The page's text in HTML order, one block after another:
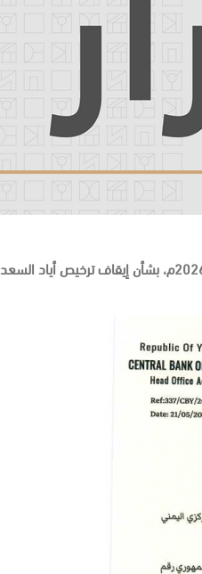
أصدر محافظ البنك المركزي أ. أحمد أحمد غالب قرار رقم (9) لعام 2026م، بشأن